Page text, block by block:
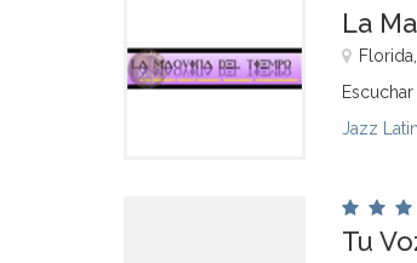
La
Jazz
Tu